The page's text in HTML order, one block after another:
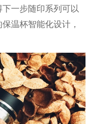
一步随印系列可以
温杯智能化设计，